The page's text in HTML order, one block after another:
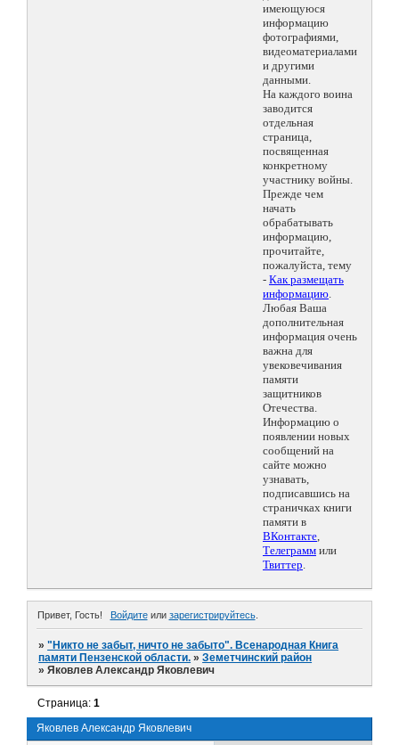
имеющуюся
информацию
фотографиями,
видеоматериалами
и другими
данными.
На каждого воина
заводится
отдельная
страница,
посвященная
конкретному
участнику войны.
Прежде чем
начать
обрабатывать
информацию,
прочитайте,
пожалуйста, тему
- Как размещать
информацию.
Любая Ваша
дополнительная
информация очень
важна для
увековечивания
памяти
защитников
Отечества.
Информацию о
появлении новых
сообщений на
сайте можно
узнавать,
подписавшись на
страничках книги
памяти в
ВКонтакте,
Телеграмм или
Твиттер.
Привет, Гость! Войдитеили зарегистрируйтесь.
»"Никто не забыт, ничто не забыто". Всенародная Книга
памяти Пензенской области. »Земетчинский район
»Яковлев Александр Яковлевич
Яковлев Александр Яковлевич
Страница:1